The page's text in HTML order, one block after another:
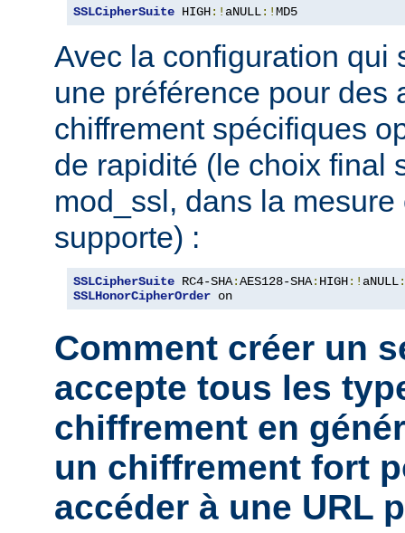
SSLCipherSuite HIGH:! aNULL:!MD5
Avec la configuration qui
une préférence pour des
chiffrement spécifiques
de rapidité (le choix final
mod_ssl, dans la
supporte) :
SSLCipherSuite RC4-SHA:AES128-SHA: HIGH:! aNULL
SSLHonorCipherOrder on
Comment créer un
accepte tous les
chiffrement en
un chiffrement fort
accéder à une URL